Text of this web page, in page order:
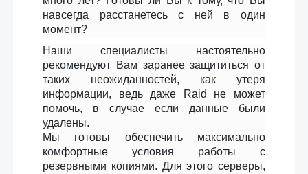
навсегда расстанетесь с ней в один
момент?
Наши специалисты настоятельно
рекомендуют Вам заранее защититься от
таких неожиданностей, как утеря
информации, ведь даже Raid не может
помочь, в случае если данные были
удалены.
Мы готовы обеспечить максимально
комфортные условия работы с
резервными копиями. Для этого серверы,